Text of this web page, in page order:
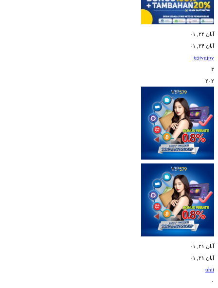
آبان ۲۴, ۰۱
آبان ۲۴, ۰۱
tgjtygjny
۳
۲۰۲
آبان ۲۱, ۰۱
آبان ۲۱, ۰۱
uhii
۰